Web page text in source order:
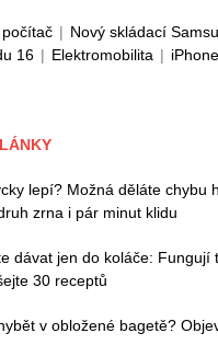
| Nový skládací
16 | Elektromobilita |
lepí? Možná děláte chybu
zrna i pár minut klidu
dávat jen do koláče: Fungují
30 receptů
v obložené bagetě?